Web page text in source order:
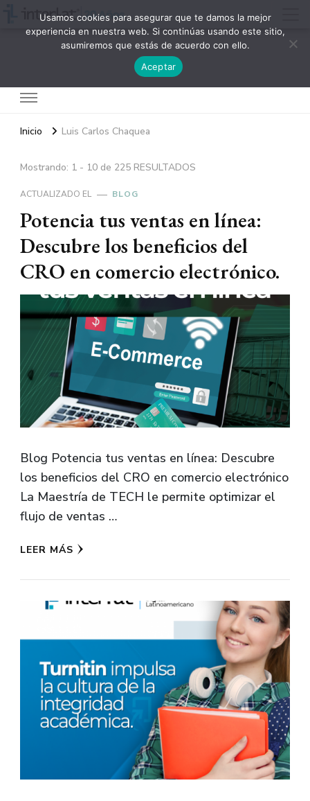
Inicio Luis Carlos Chaquea
Mostrando: 1 - 10 de 225 RESULTADOS
ACTUALIZADO EL BLOG
Potencia tus ventas en línea:
Descubre los beneficios del
CRO en comercio electrónico.
Blog Potencia tus ventas en línea: Descubre
los beneficios del CRO en comercio electrónico
La Maestría de TECH le permite optimizar el
flujo de ventas …
LEER MÁS
Usamos cookies para asegurar que te damos la mejor
experiencia en nuestra web. Si continúas usando este sitio,
asumiremos que estás de acuerdo con ello.
Aceptar